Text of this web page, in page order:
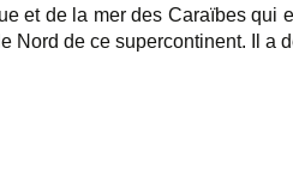
et de la mer des Caraïbes qui
Nord de ce supercontinent. Il a